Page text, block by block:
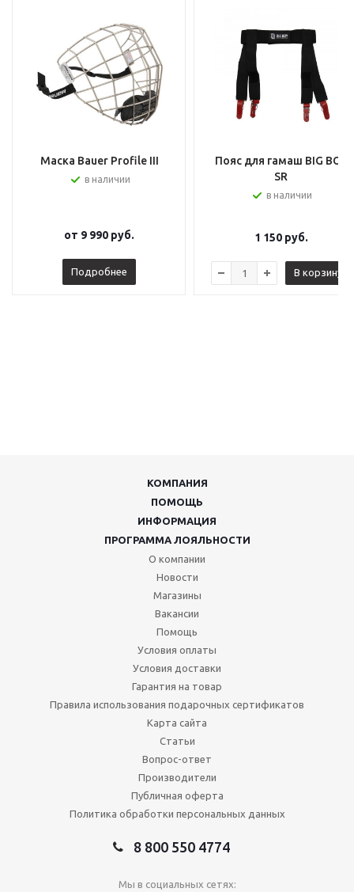
Маска Bauer Profile III
в наличии
от 9 990 руб.
Подробнее
Пояс для гамаш BIG BOY
SR
в наличии
1 150руб.
В корзину
КОМПАНИЯ
ПОМОЩЬ
ИНФОРМАЦИЯ
ПРОГРАММА ЛОЯЛЬНОСТИ
О компании
Новости
Магазины
Вакансии
Помощь
Условия оплаты
Условия доставки
Гарантия на товар
Правила использования подарочных сертификатов
Карта сайта
Статьи
Вопрос-ответ
Производители
Публичная оферта
Политика обработки персональных данных
8 800 550 4774
Мы в социальных сетях: